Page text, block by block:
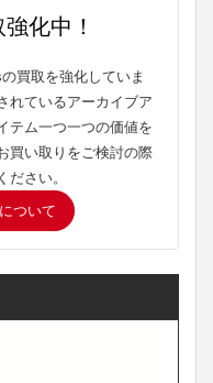
化中！
買取を強化していま
れているアーカイブア
テム一つ一つの価値を
買い取りをご検討の際
ださい。
ついて